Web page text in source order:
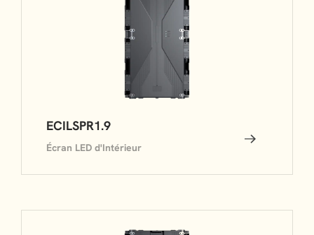
ECILSPR1.9
Écran LED d'Intérieur